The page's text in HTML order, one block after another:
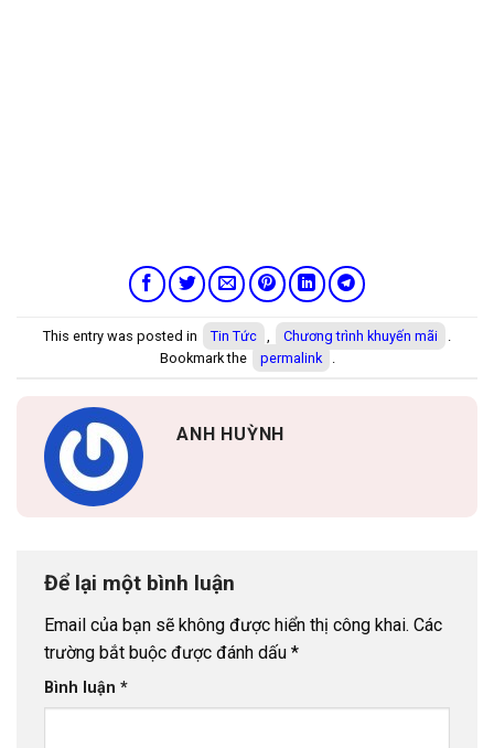
This entry was posted in Tin Tức Chương trình khuyến mãi
Bookmark the
permalink
ANH HUỲNH
Để lại một bình luận
Email của bạn sẽ không được hiển thị công khai. Các
trường bắt buộc được đánh dấu *
Bình luận *